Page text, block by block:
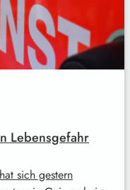
Lebensgefahr
sich gestern